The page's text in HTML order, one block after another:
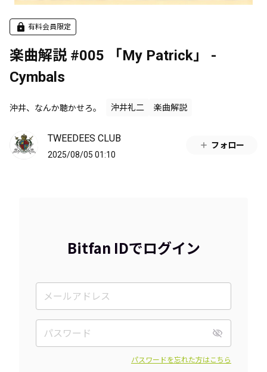
有料会員限定
楽曲解説 #005 「My Patrick」 -
Cymbals
沖井、なんか聴かせろ。 沖井礼二 楽曲解説
TWEEDEES CLUB
2025/08/05 01:10
フォロー
Bitfan IDでログイン
パスワードを忘れた方はこちら